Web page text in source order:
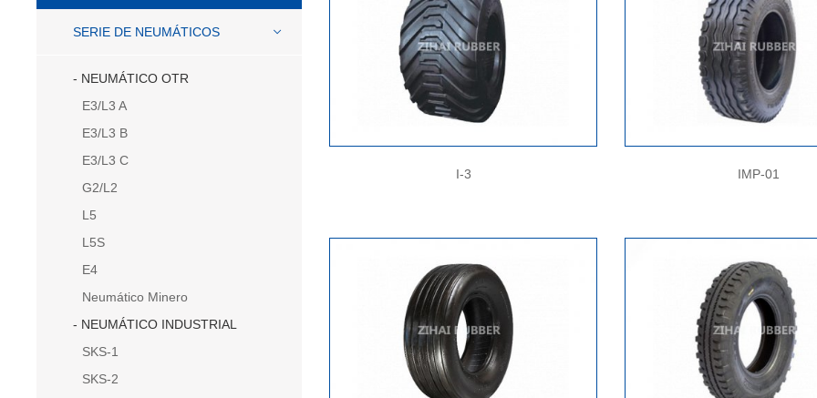
SERIE DE NEUMÁTICOS
NEUMÁTICO OTR
E3/L3 A
E3/L3 B
E3/L3 C
G2/L2
L5
L5S
E4
Neumático Minero
NEUMÁTICO INDUSTRIAL
SKS-1
SKS-2
I-3 IMP-01